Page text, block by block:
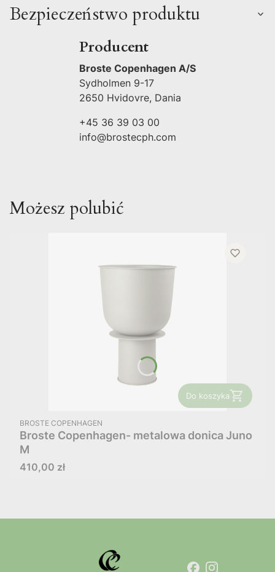
Bezpieczeństwo produktu
Producent
Broste Copenhagen A/S
Sydholmen 9-17
2650 Hvidovre, Dania
+45 36 39 03 00
info@brostecph.com
Możesz polubić
Do koszyka
PRODUCENT
BROSTE COPENHAGEN
Broste Copenhagen- metalowa donica Juno
M
Cena
410,00 zł